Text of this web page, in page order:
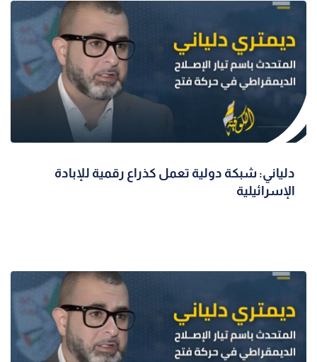
دلياني: شبكة دولية تعمل كذراع رقمية للإبادة
الإسرائيلية